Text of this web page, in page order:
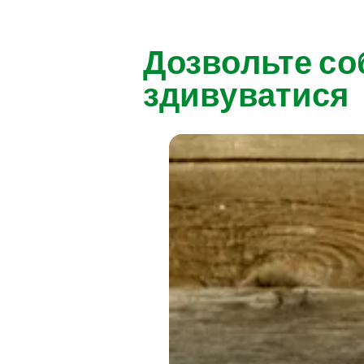
Дозвольте
здивуватися